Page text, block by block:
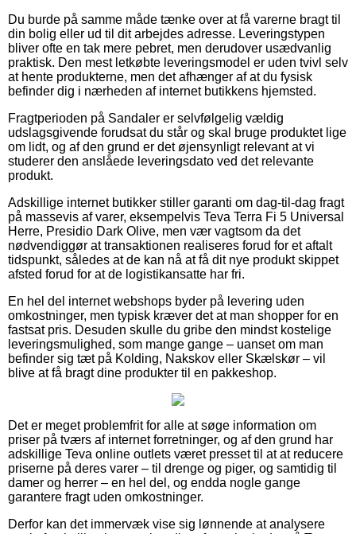
Du burde på samme måde tænke over at få varerne bragt til
din bolig eller ud til dit arbejdes adresse. Leveringstypen
bliver ofte en tak mere pebret, men derudover usædvanlig
praktisk. Den mest letkøbte leveringsmodel er uden tvivl selv
at hente produkterne, men det afhænger af at du fysisk
befinder dig i nærheden af internet butikkens hjemsted.
Fragtperioden på Sandaler er selvfølgelig vældig
udslagsgivende forudsat du står og skal bruge produktet lige
om lidt, og af den grund er det øjensynligt relevant at vi
studerer den anslåede leveringsdato ved det relevante
produkt.
Adskillige internet butikker stiller garanti om dag-til-dag fragt
på massevis af varer, eksempelvis Teva Terra Fi 5 Universal
Herre, Presidio Dark Olive, men vær vagtsom da det
nødvendiggør at transaktionen realiseres forud for et aftalt
tidspunkt, således at de kan nå at få dit nye produkt skippet
afsted forud for at de logistikansatte har fri.
En hel del internet webshops byder på levering uden
omkostninger, men typisk kræver det at man shopper for en
fastsat pris. Desuden skulle du gribe den mindst kostelige
leveringsmulighed, som mange gange – uanset om man
befinder sig tæt på Kolding, Nakskov eller Skælskør – vil
blive at få bragt dine produkter til en pakkeshop.
Det er meget problemfrit for alle at søge information om
priser på tværs af internet forretninger, og af den grund har
adskillige Teva online outlets været presset til at at reducere
priserne på deres varer – til drenge og piger, og samtidig til
damer og herrer – en hel del, og endda nogle gange
garantere fragt uden omkostninger.
Derfor kan det immervæk vise sig lønnende at analysere